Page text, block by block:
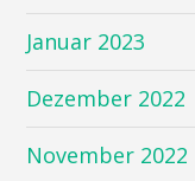
Januar 2023
Dezember 2022
November 2022